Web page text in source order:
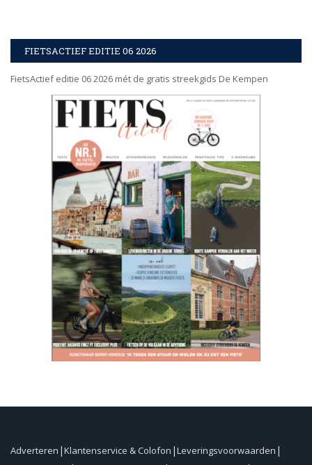
FIETSACTIEF EDITIE 06 2026
FietsActief editie 06 2026 mét de gratis streekgids De Kempen
Adverteren Klantenservice & Colofon Leveringsvoorwaarden